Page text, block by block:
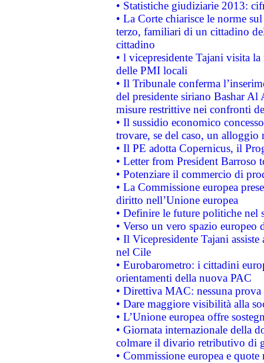
• Statistiche giudiziarie 2013:
• La Corte chiarisce le norme
terzo, familiari di un cittadino
cittadino
• l vicepresidente Tajani visita
delle PMI locali
• Il Tribunale conferma
del presidente siriano Bashar Al
misure restrittive nei confronti
• Il sussidio economico
trovare, se del caso, un
• Il PE adotta Copernicus, il
• Letter from President Barroso
• Potenziare il commercio di
• La Commissione europea
diritto nell’Unione europea
• Definire le future politiche nel
• Verso un vero spazio
• Il Vicepresidente Tajani
nel Cile
• Eurobarometro: i cittadini
orientamenti della nuova PAC
• Direttiva MAC: nessuna
• Dare maggiore visibilità alla
• L’Unione europea offre
• Giornata internazionale della
colmare il divario retributivo di
• Commissione europea e